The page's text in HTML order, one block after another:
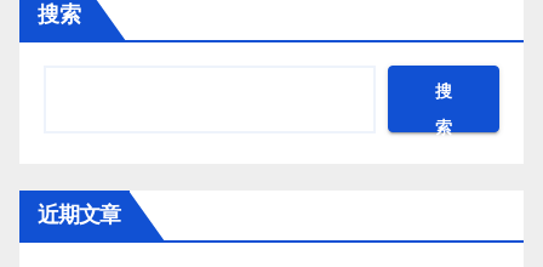
搜索
搜
索
近期文章